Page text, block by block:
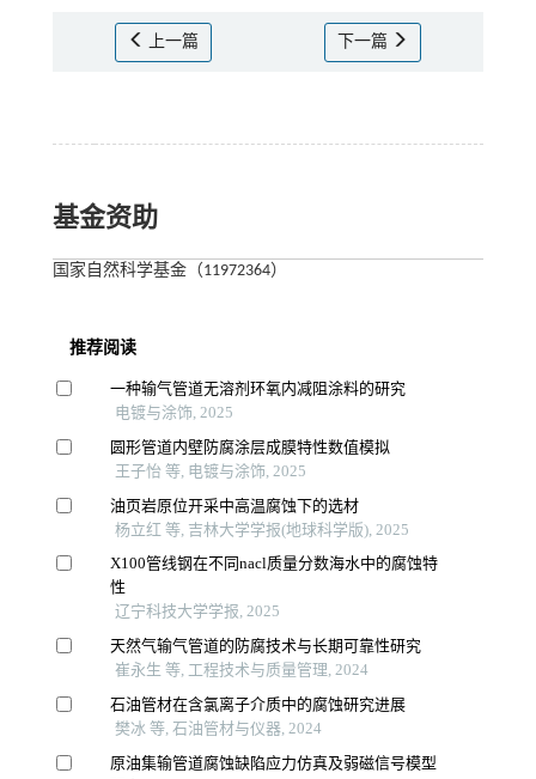
上一篇 下一篇
基金资助
国家自然科学基金（11972364）